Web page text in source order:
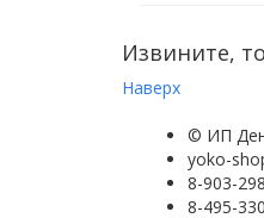
Извините,
Наверх
© ИП
yoko-
8-903-
8-495-